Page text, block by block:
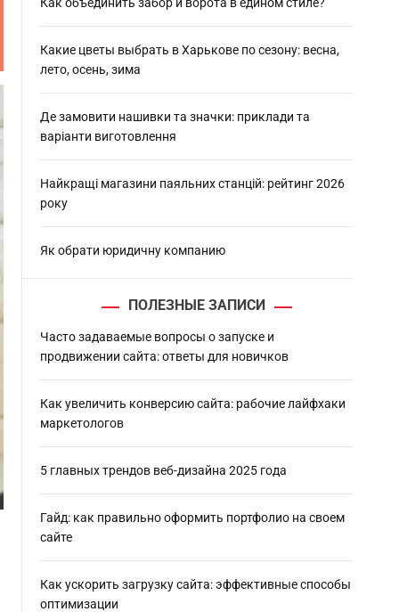
Какие цветы выбрать в Харькове по сезону: весна,
лето, осень, зима
Де замовити нашивки та значки: приклади та
варіанти виготовлення
Найкращі магазини паяльних станцій: рейтинг 2026
року
Як обрати юридичну компанию
ПОЛЕЗНЫЕ ЗАПИСИ
Часто задаваемые вопросы о запуске и
продвижении сайта: ответы для новичков
Как увеличить конверсию сайта: рабочие лайфхаки
маркетологов
5 главных трендов веб-дизайна 2025 года
Гайд: как правильно оформить портфолио на своем
сайте
Как ускорить загрузку сайта: эффективные способы
оптимизации